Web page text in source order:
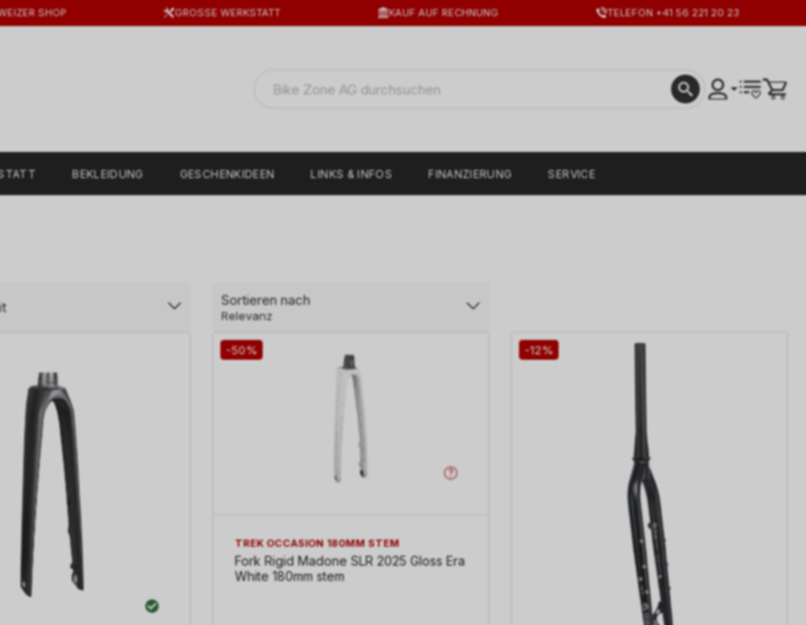
SHOP GROSSE WERKSTATT KAUF AUF RECHNUNG TELEFON +41 56 221 20 23
BEKLEIDUNG GESCHENKIDEEN LINKS & INFOS FINANZIERUNG SERVICE
Sortieren nach
Relevanz
-50%
TREK OCCASION 180MM STEM
Fork Rigid Madone SLR 2025 Gloss Era
White 180mm stem
-12%